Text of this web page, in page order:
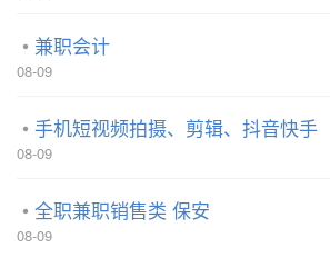
兼职会计
08-09
手机短视频拍摄、剪辑、抖音快手
08-09
全职兼职销售类 保安
08-09